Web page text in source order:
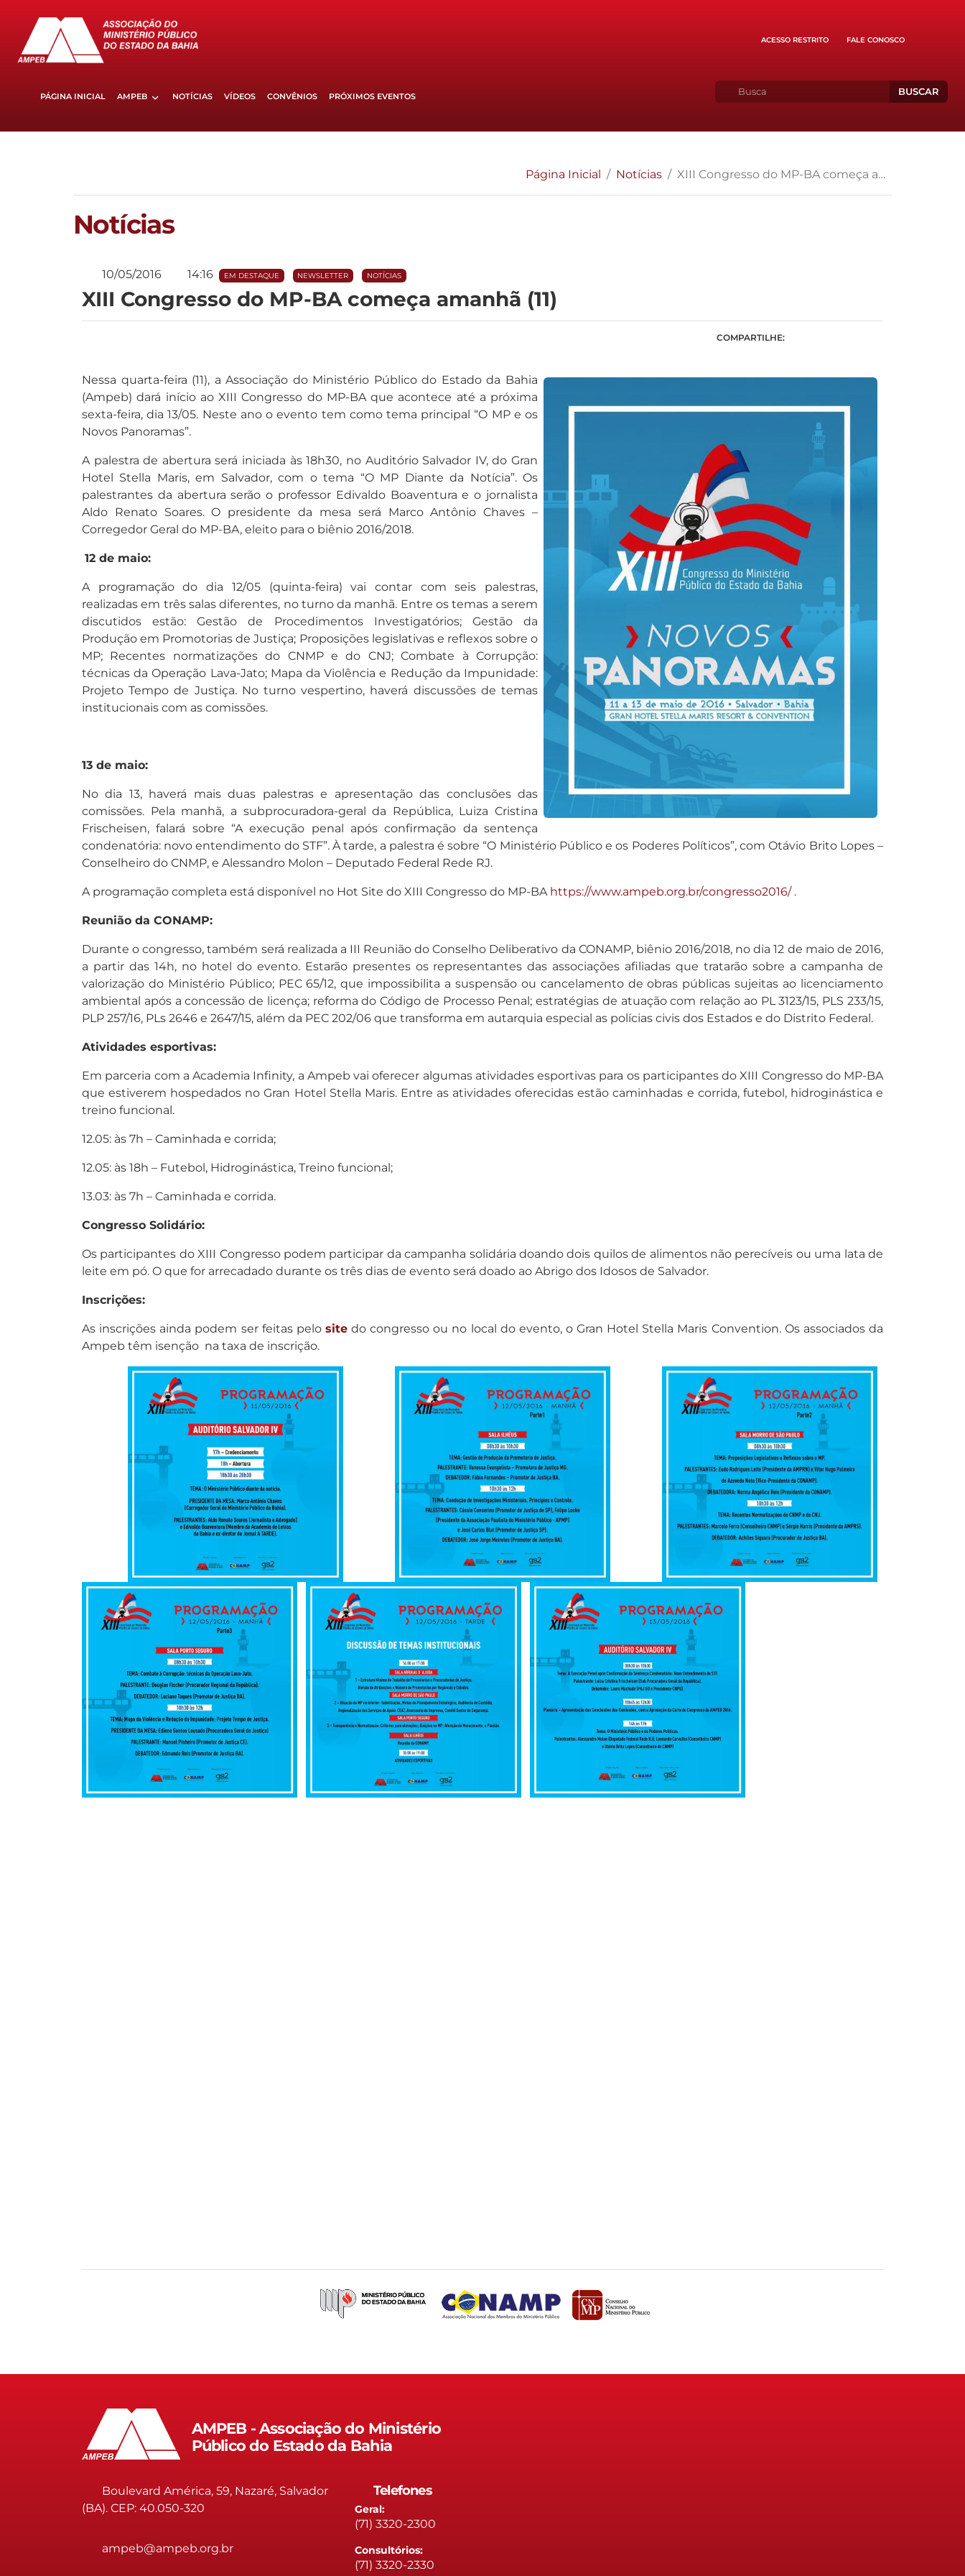
ACESSO RESTRITO FALE CONOSCO
PÁGINA INICIAL AMPEB NOTÍCIAS VÍDEOS CONVÊNIOS PRÓXIMOS EVENTOS BUSCAR
Página Inicial Notícias XIII Congresso do MP-BA começa amanhã (11)
Notícias
10/05/2016 14:16 EM DESTAQUE NEWSLETTER NOTÍCIAS
XIII Congresso do MP-BA começa amanhã (11)
COMPARTILHE:
Nessa quarta-feira (11), a Associação do Ministério Público do Estado da Bahia
(Ampeb) dará início ao XIII Congresso do MP-BA que acontece até a próxima
sexta-feira, dia 13/05. Neste ano o evento tem como tema principal “O MP e os
Novos Panoramas”.
A palestra de abertura será iniciada às 18h30, no Auditório Salvador IV, do Gran
Hotel Stella Maris, em Salvador, com o tema “O MP Diante da Notícia”. Os
palestrantes da abertura serão o professor Edivaldo Boaventura e o jornalista
Aldo Renato Soares. O presidente da mesa será Marco Antônio Chaves –
Corregedor Geral do MP-BA, eleito para o biênio 2016/2018.
12 de maio:
A programação do dia 12/05 (quinta-feira) vai contar com seis palestras,
realizadas em três salas diferentes, no turno da manhã. Entre os temas a serem
discutidos estão: Gestão de Procedimentos Investigatórios; Gestão da
Produção em Promotorias de Justiça; Proposições legislativas e reflexos sobre o
MP; Recentes normatizações do CNMP e do CNJ; Combate à Corrupção:
técnicas da Operação Lava-Jato; Mapa da Violência e Redução da Impunidade:
Projeto Tempo de Justiça. No turno vespertino, haverá discussões de temas
institucionais com as comissões.
13 de maio:
No dia 13, haverá mais duas palestras e apresentação das conclusões das
comissões. Pela manhã, a subprocuradora-geral da República, Luiza Cristina
Frischeisen, falará sobre “A execução penal após confirmação da sentença
condenatória: novo entendimento do STF”. À tarde, a palestra é sobre “O Ministério Público e os Poderes Políticos”, com Otávio Brito Lopes –
Conselheiro do CNMP, e Alessandro Molon – Deputado Federal Rede RJ.
A programação completa está disponível no Hot Site do XIII Congresso do MP-BA https://www.ampeb.org.br/congresso2016/.
Reunião da CONAMP:
Durante o congresso, também será realizada a III Reunião do Conselho Deliberativo da CONAMP, biênio 2016/2018, no dia 12 de maio de 2016,
a partir das 14h, no hotel do evento. Estarão presentes os representantes das associações afiliadas que tratarão sobre a campanha de
valorização do Ministério Público; PEC 65/12, que impossibilita a suspensão ou cancelamento de obras públicas sujeitas ao licenciamento
ambiental após a concessão de licença; reforma do Código de Processo Penal; estratégias de atuação com relação ao PL 3123/15, PLS 233/15,
PLP 257/16, PLs 2646 e 2647/15, além da PEC 202/06 que transforma em autarquia especial as polícias civis dos Estados e do Distrito Federal.
Atividades esportivas:
Em parceria com a Academia Infinity, a Ampeb vai oferecer algumas atividades esportivas para os participantes do XIII Congresso do MP-BA
que estiverem hospedados no Gran Hotel Stella Maris. Entre as atividades oferecidas estão caminhadas e corrida, futebol, hidroginástica e
treino funcional.
12.05: às 7h – Caminhada e corrida;
12.05: às 18h – Futebol, Hidroginástica, Treino funcional;
13.03: às 7h – Caminhada e corrida.
Congresso Solidário:
Os participantes do XIII Congresso podem participar da campanha solidária doando dois quilos de alimentos não perecíveis ou uma lata de
leite em pó. O que for arrecadado durante os três dias de evento será doado ao Abrigo dos Idosos de Salvador.
Inscrições:
As inscrições ainda podem ser feitas pelo sitedo congresso ou no local do evento, o Gran Hotel Stella Maris Convention. Os associados da
Ampeb têm isenção na taxa de inscrição.
AMPEB - Associação do Ministério
Público do Estado da Bahia
Boulevard América, 59, Nazaré, Salvador
(BA). CEP: 40.050-320
ampeb@ampeb.org.br
Telefones
Geral:
(71) 3320-2300
Consultórios:
(71) 3320-2330